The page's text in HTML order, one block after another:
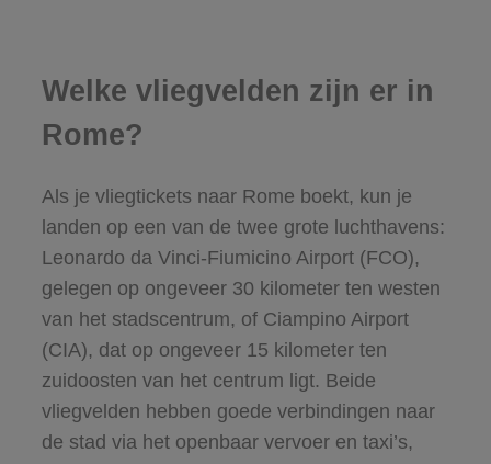
Welke vliegvelden zijn er in
Rome?
Als je vliegtickets naar Rome boekt, kun je
landen op een van de twee grote luchthavens:
Leonardo da Vinci-Fiumicino Airport (FCO),
gelegen op ongeveer 30 kilometer ten westen
van het stadscentrum, of Ciampino Airport
(CIA), dat op ongeveer 15 kilometer ten
zuidoosten van het centrum ligt. Beide
vliegvelden hebben goede verbindingen naar
de stad via het openbaar vervoer en taxi’s,